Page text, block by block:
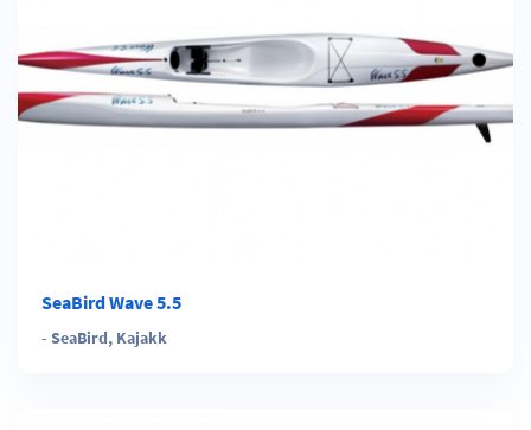
SeaBird Wave 5.5
- SeaBird, Kajakk